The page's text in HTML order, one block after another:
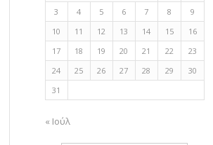
3 4 5 6 7 8
9
10
11 12 13 14 15
16
17
18 19 20 21 22
23
24
25 26 27 28 29
30
31
« Ιούλ